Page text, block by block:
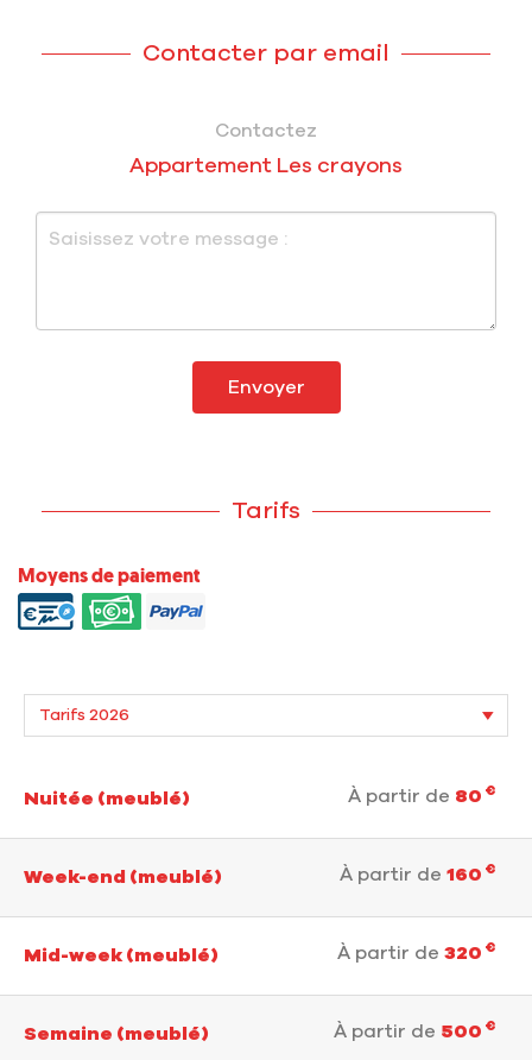
Contacter par email
Contactez
Appartement Les crayons
Envoyer
Tarifs
Moyens de paiement
Nuitée (meublé) À partir de 80 €
Week-end (meublé) À partir de 160 €
Mid-week (meublé) À partir de 320 €
Semaine (meublé) À partir de 500 €